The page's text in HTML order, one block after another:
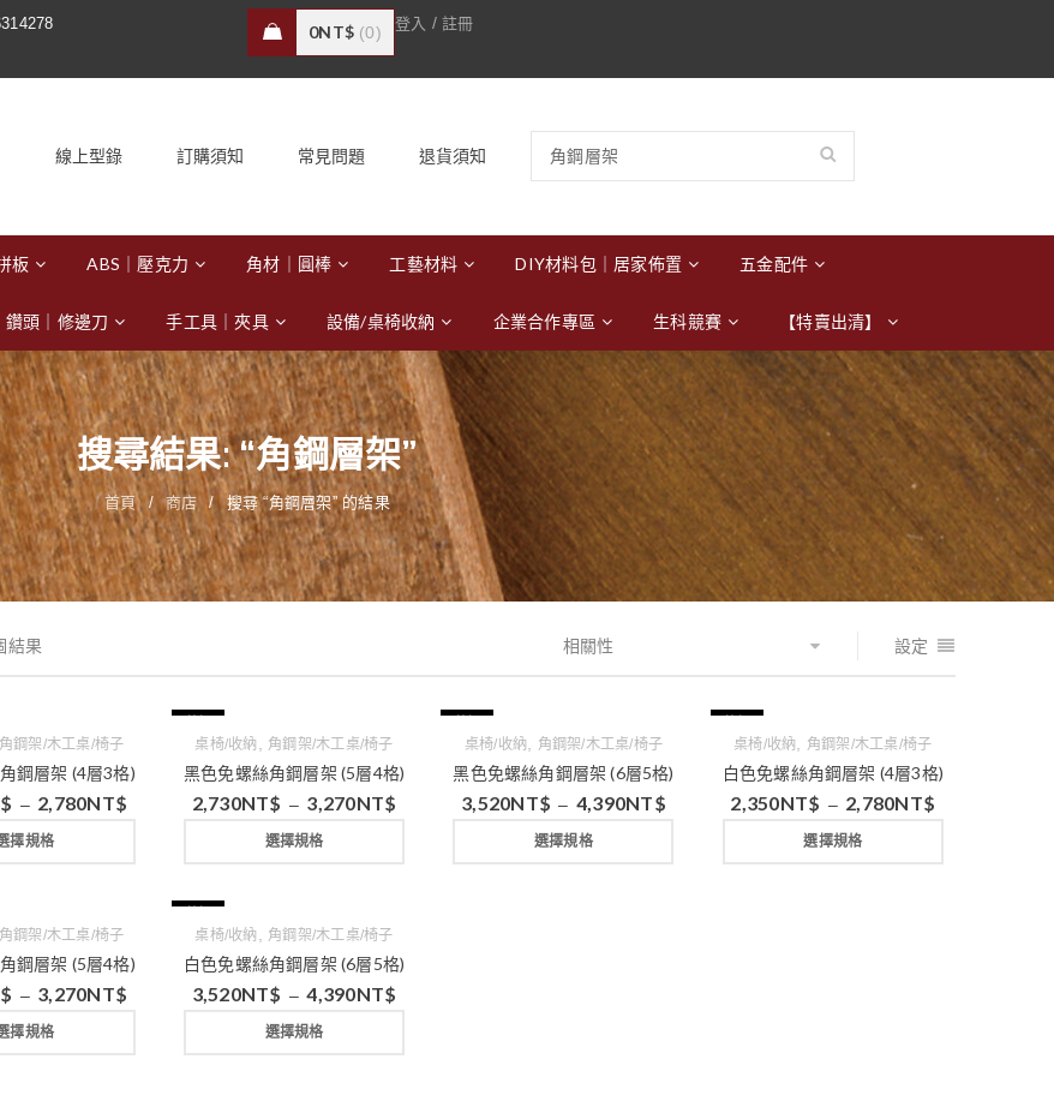
0NT$ 0 登入 / 註冊
線上型錄 訂購須知 常見問題 退貨須知
板 ABS｜壓克力 角材｜圓棒 工藝材料 DIY材料包｜居家佈置 五金配件
鑽頭｜修邊刀 手工具｜夾具 設備/桌椅收納 企業合作專區 生科競賽 【特賣出清】
搜尋結果: “角鋼層架”
首頁 / 商店 / 搜尋 “角鋼層架” 的結果
結果 設定
相關性
角鋼架/木工桌/椅子
鋼層架 (4層3格)
– 2,780NT$
擇規格
桌椅/收納 角鋼架/木工桌/椅子
黑色免螺絲角鋼層架 (5層4格)
2,730NT$ – 3,270NT$
選擇規格
桌椅/收納 角鋼架/木工桌/椅子
黑色免螺絲角鋼層架 (6層5格)
3,520NT$ – 4,390NT$
選擇規格
桌椅/收納 角鋼架/木工桌/椅子
白色免螺絲角鋼層架 (4層3格)
2,350NT$ – 2,780NT$
選擇規格
角鋼架/木工桌/椅子
鋼層架 (5層4格)
– 3,270NT$
擇規格
桌椅/收納 角鋼架/木工桌/椅子
白色免螺絲角鋼層架 (6層5格)
3,520NT$ – 4,390NT$
選擇規格